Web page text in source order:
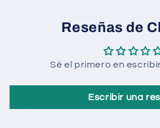
Reseñas de
Sé el primero en
Escribir una